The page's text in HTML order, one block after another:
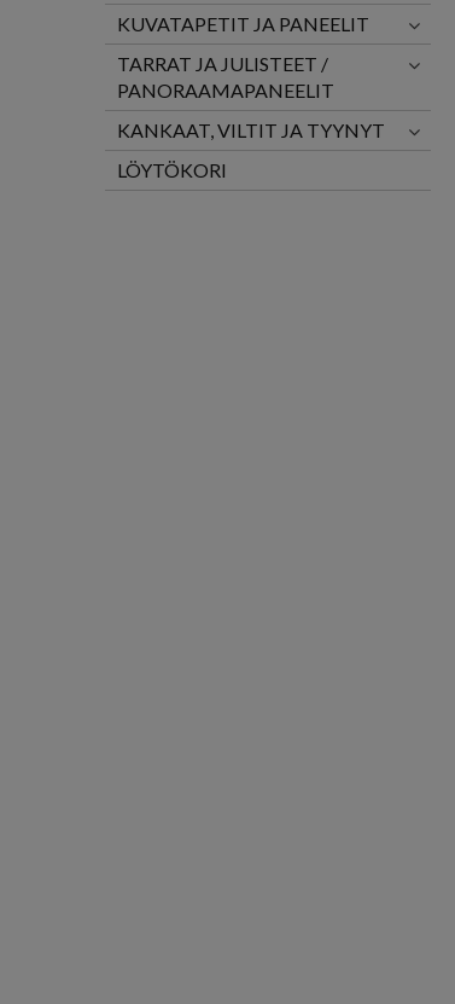
KUVATAPETIT JA PANEELIT
TARRAT JA JULISTEET /
PANORAAMAPANEELIT
KANKAAT, VILTIT JA TYYNYT
LÖYTÖKORI